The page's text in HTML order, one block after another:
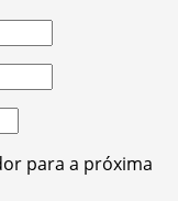
para a próxima